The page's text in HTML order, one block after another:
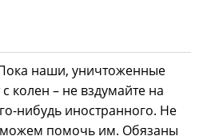
наши, уничтоженные
колен – не вздумайте на
нибудь иностранного. Не
помочь им. Обязаны